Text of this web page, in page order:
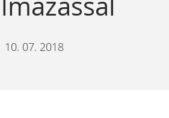
10. 07. 2018